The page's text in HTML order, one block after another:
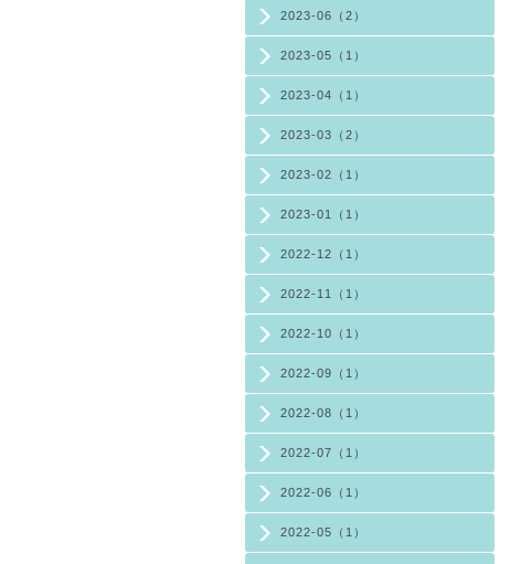
2023-06（2）
2023-05（1）
2023-04（1）
2023-03（2）
2023-02（1）
2023-01（1）
2022-12（1）
2022-11（1）
2022-10（1）
2022-09（1）
2022-08（1）
2022-07（1）
2022-06（1）
2022-05（1）